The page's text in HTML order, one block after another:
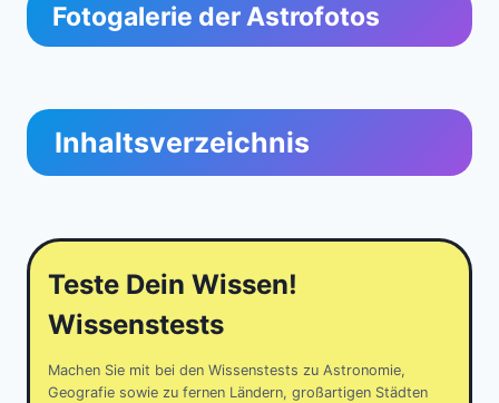
Fotogalerie der Astrofotos
Inhaltsverzeichnis
Teste Dein Wissen!
Wissenstests
Machen Sie mit bei den Wissenstests zu Astronomie,
Geografie sowie zu fernen Ländern, großartigen Städten